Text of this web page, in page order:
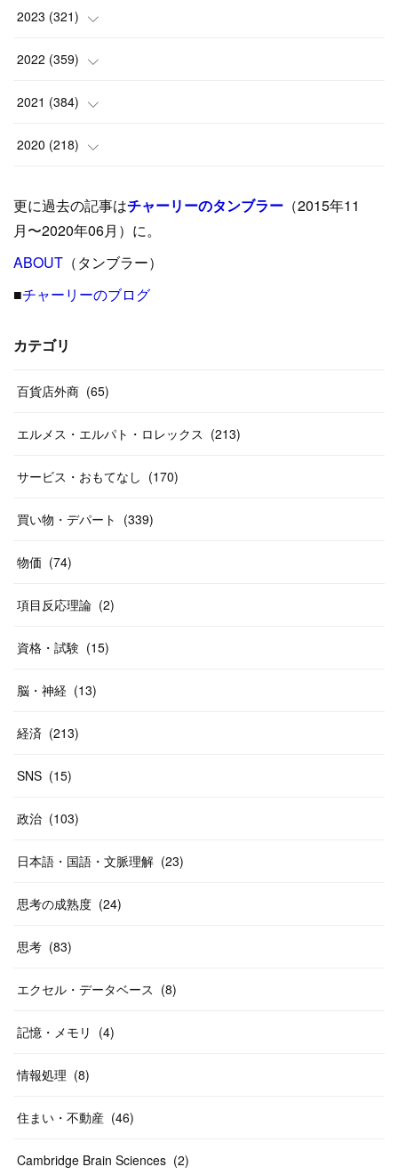
(8)
(6)
(9 )
( 5 )
( 15
(24)
(8 )
(17
(12)
(24)
(10)
(18)
(17)
)
(12)
19)
(13
(14)
2023 (321)
(25)
(17)
(35)
(33 )
(26)
27)
(29
(24)
(26
2022 (359)
(42)
(37)
(31)
(31)
31
(26
(20)
(14
(46
2021 (384)
(9)
(39)
( 23)
40
(55
(38)
(20
(31
58)
10
2020 (218)
(24)
( 42)
(33
(46)
(20
更に過去の記事はチャーリーのタンブラー （2015年11
月〜2020年06月）に。
ABOUT （タンブラー）
■チャーリーのブログ
カテゴリ
百貨店外商 (65)
エルメス・エルパト・ロレックス (213)
サービス・おもてなし (170)
買い物・デパート (339)
物価 (74)
項目反応理論 (2)
資格・試験 (15)
脳・神経 (13)
経済 (213)
SNS (15)
政治 (103)
日本語・国語・文脈理解 (23)
思考の成熟度 (24)
思考 (83)
エクセル・データベース (8)
記憶・メモリ (4)
情報処理 (8)
住まい・不動産 (46)
Cambridge Brain Sciences (2)